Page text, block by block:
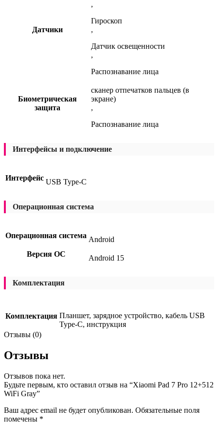
Датчики
,
Гироскоп
,
Датчик освещенности
,
Распознавание лица
Биометрическая
защита
сканер отпечатков пальцев (в
экране)
,
Распознавание лица
Интерфейсы и подключение
Интерфейс USB Type-C
Операционная система
Операционная система Android
Версия ОС
Android 15
Комплектация
Комплектация Планшет, зарядное устройство, кабель USB
Type-C, инструкция
Отзывы (0)
Отзывы
Отзывов пока нет.
Будьте первым, кто оставил отзыв на “Xiaomi Pad 7 Pro 12+512
WiFi Gray”
Ваш адрес email не будет опубликован. Обязательные поля
помечены *